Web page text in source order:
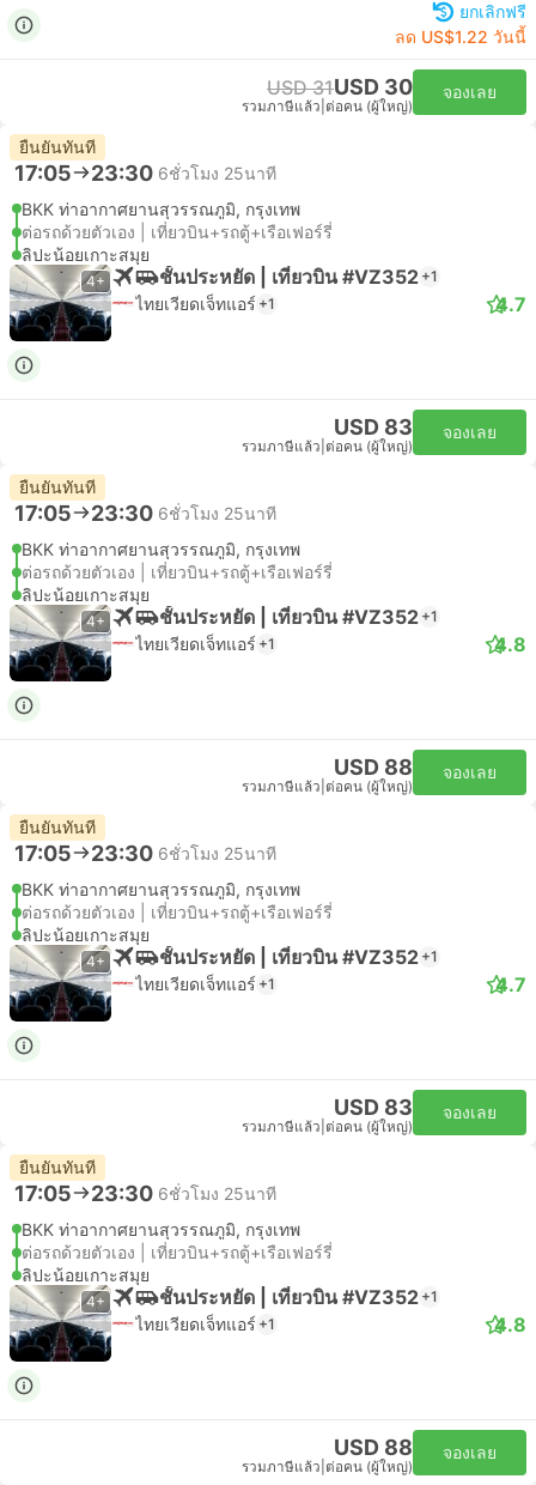
ยกเลิกฟรี
ลด US$1.22 วันนี้
USD 31USD 30
รวมภาษีแล้ว ต่อคน (ผู้ใหญ่)
จองเลย
ยืนยันทันที
17:05 23:30 6ชั่วโมง 25นาที
BKK ท่าอากาศยานสุวรรณภูมิ, กรุงเทพ
ต่อรถด้วยตัวเอง | เที่ยวบิน+รถตู้+เรือเฟอร์รี่
ลิปะน้อยเกาะสมุย
4+ ชั้นประหยัด | เที่ยวบิน #VZ352 +1
ไทยเวียดเจ็ทแอร์ +1 4.7
USD 83
รวมภาษีแล้ว ต่อคน (ผู้ใหญ่)
จองเลย
ยืนยันทันที
17:05 23:30 6ชั่วโมง 25นาที
BKK ท่าอากาศยานสุวรรณภูมิ, กรุงเทพ
ต่อรถด้วยตัวเอง | เที่ยวบิน+รถตู้+เรือเฟอร์รี่
ลิปะน้อยเกาะสมุย
4+ ชั้นประหยัด | เที่ยวบิน #VZ352 +1
ไทยเวียดเจ็ทแอร์ +1 4.8
USD 88
รวมภาษีแล้ว ต่อคน (ผู้ใหญ่)
จองเลย
ยืนยันทันที
17:05 23:30 6ชั่วโมง 25นาที
BKK ท่าอากาศยานสุวรรณภูมิ, กรุงเทพ
ต่อรถด้วยตัวเอง | เที่ยวบิน+รถตู้+เรือเฟอร์รี่
ลิปะน้อยเกาะสมุย
4+ ชั้นประหยัด | เที่ยวบิน #VZ352 +1
ไทยเวียดเจ็ทแอร์ +1 4.7
USD 83
รวมภาษีแล้ว ต่อคน (ผู้ใหญ่)
จองเลย
ยืนยันทันที
17:05 23:30 6ชั่วโมง 25นาที
BKK ท่าอากาศยานสุวรรณภูมิ, กรุงเทพ
ต่อรถด้วยตัวเอง | เที่ยวบิน+รถตู้+เรือเฟอร์รี่
ลิปะน้อยเกาะสมุย
4+ ชั้นประหยัด | เที่ยวบิน #VZ352 +1
ไทยเวียดเจ็ทแอร์ +1 4.8
USD 88
รวมภาษีแล้ว ต่อคน (ผู้ใหญ่)
จองเลย